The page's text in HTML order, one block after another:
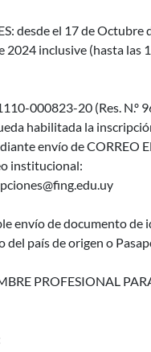
desde el 17 de Octubre
2024 inclusive (hasta las
000823-20 (Res. N.º
habilitada la
envío de CORREO
institucional:
envío de documento de
del país de origen o
PROFESIONAL